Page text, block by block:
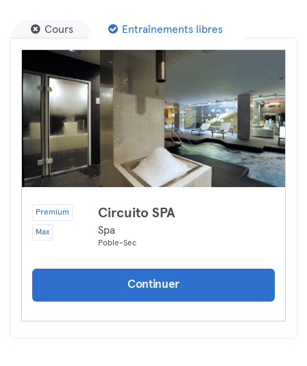
Cours Entraînements libres
Premium
Max
Circuito SPA
Spa
Poble-Sec
Continuer